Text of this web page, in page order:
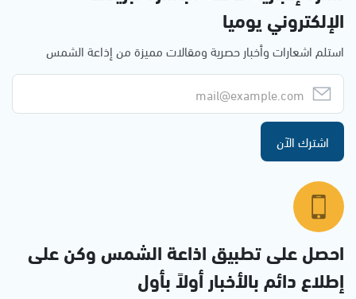
الإلكتروني يوميا
استلم اشعارات وأخبار حصرية ومقالات مميزة من إذاعة الشمس
اشترك الآن
احصل على تطبيق اذاعة الشمس وكن على
إطلاع دائم بالأخبار أولاً بأول